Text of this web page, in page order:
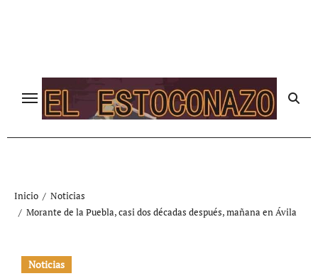
Inicio
Noticias
Morante de la Puebla, casi dos décadas después, mañana en Ávila
Noticias